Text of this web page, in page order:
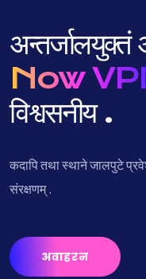
अन्तर्जालयुक्तं
Now
विश्वसनीय .
कदापि तथा स्थाने जालपुटे
संरक्षणम् .
अवाहरन